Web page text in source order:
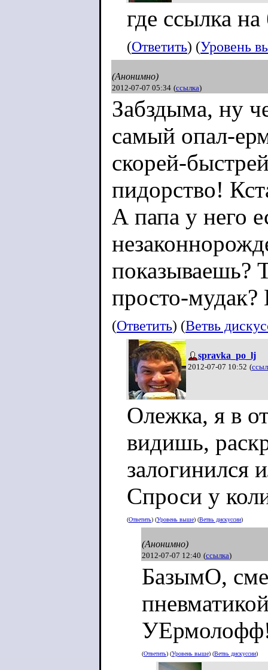
где ссылка на
(Ответить) (Уровень
(Анонимно)
2012-07-07 05:34 (ссылка)
Забздыма, ну
самый опал-
скорей-
пидорство!
А папа у него
показываешь?
просто-
(Ответить) (Ветвь
spravka_po_lj
2012-07-07 10:52 (
Олежка, я в
видишь,
залогинился
Спроси у
(Ответить) (Уровень выше) (Ветвь дискуссии)
(Анонимно)
2012-07-07 12:40 (ссылка)
БазымО,
(Ответить) (Уровень выше) (Ветвь дискуссии)